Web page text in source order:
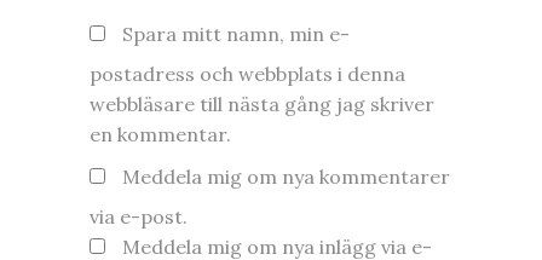
Spara mitt namn, min e-
postadress och webbplats i denna
webbläsare till nästa gång jag skriver
en kommentar.
Meddela mig om nya kommentarer
via e-post.
Meddela mig om nya inlägg via e-